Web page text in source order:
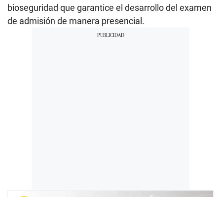
bioseguridad que garantice el desarrollo del examen
de admisión de manera presencial.